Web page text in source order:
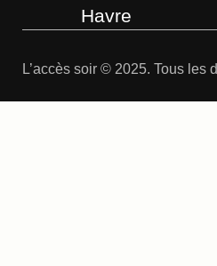
Havre
L’accès soir © 2025. Tous les